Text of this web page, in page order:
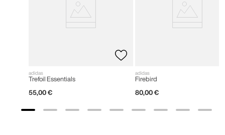
adidas
Trefoil Essentials
55,00 €
adidas
Firebird
80,00 €